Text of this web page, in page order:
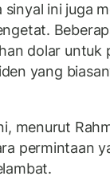
ini juga
dolar untuk
yang
menurut
permintaan